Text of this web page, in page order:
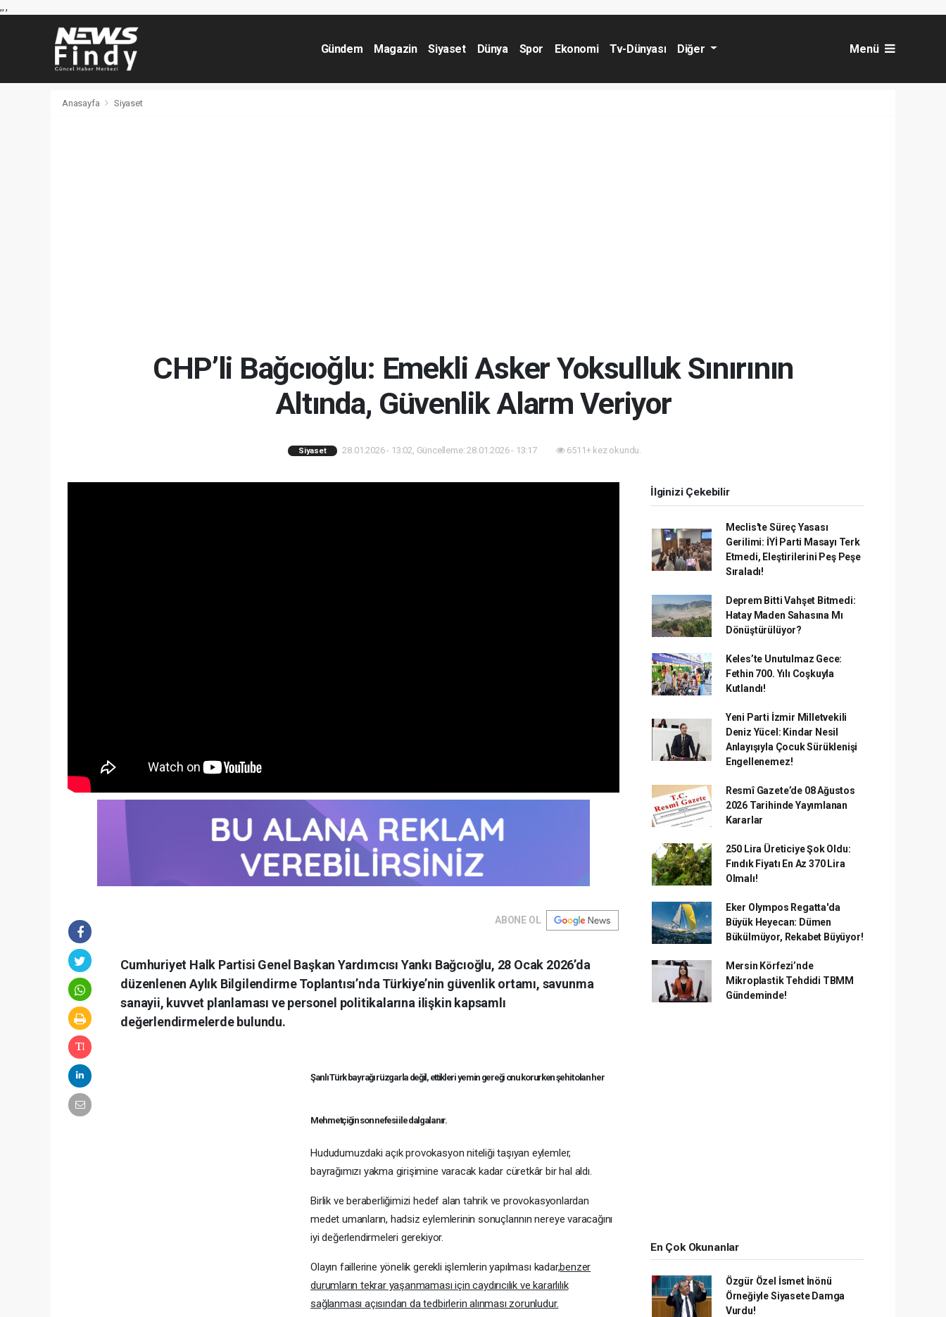
,,,
Gündem Magazin Siyaset Dünya Spor Ekonomi Tv-Dünyası Diğer Menü
Anasayfa Siyaset
CHP’li Bağcıoğlu: Emekli Asker Yoksulluk Sınırının
Altında, Güvenlik Alarm Veriyor
Siyaset 28.01.2026 - 13:02, Güncelleme: 28.01.2026 - 13:17 6511+ kez okundu.
ABONE OL
Cumhuriyet Halk Partisi Genel Başkan Yardımcısı Yankı Bağcıoğlu, 28 Ocak 2026’da
düzenlenen Aylık Bilgilendirme Toplantısı’nda Türkiye’nin güvenlik ortamı, savunma
sanayii, kuvvet planlaması ve personel politikalarına ilişkin kapsamlı
değerlendirmelerde bulundu.
Şanlı Türk bayrağı rüzgarla değil, ettikleri yemin gereği onu korurken şehit olan her
Mehmetçiğin son nefesi ile dalgalanır.
Hududumuzdaki açık provokasyon niteliği taşıyan eylemler,
bayrağımızı yakma girişimine varacak kadar cüretkâr bir hal aldı.
Birlik ve beraberliğimizi hedef alan tahrik ve provokasyonlardan
medet umanların, hadsiz eylemlerinin sonuçlarının nereye varacağını
iyi değerlendirmeleri gerekiyor.
Olayın faillerine yönelik gerekli işlemlerin yapılması kadar,benzer
durumların tekrar yaşanmaması için caydırıcılık ve kararlılık
sağlanması açısından da tedbirlerin alınması zorunludur.
İlginizi Çekebilir
Meclis'te Süreç Yasası
Gerilimi: İYİ Parti Masayı Terk
Etmedi, Eleştirilerini Peş Peşe
Sıraladı!
Deprem Bitti Vahşet Bitmedi:
Hatay Maden Sahasına Mı
Dönüştürülüyor?
Keles’te Unutulmaz Gece:
Fethin 700. Yılı Coşkuyla
Kutlandı!
Yeni Parti İzmir Milletvekili
Deniz Yücel: Kindar Nesil
Anlayışıyla Çocuk Sürüklenişi
Engellenemez!
Resmî Gazete’de 08 Ağustos
2026 Tarihinde Yayımlanan
Kararlar
250 Lira Üreticiye Şok Oldu:
Fındık Fiyatı En Az 370 Lira
Olmalı!
Eker Olympos Regatta'da
Büyük Heyecan: Dümen
Bükülmüyor, Rekabet Büyüyor!
Mersin Körfezi’nde
Mikroplastik Tehdidi TBMM
Gündeminde!
En Çok Okunanlar
Özgür Özel İsmet İnönü
Örneğiyle Siyasete Damga
Vurdu!